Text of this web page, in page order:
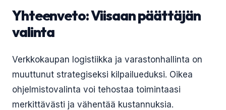
Yhteenveto: Viisaan päättäjän
valinta
Verkkokaupan logistiikka ja varastonhallinta on
muuttunut strategiseksi kilpailueduksi. Oikea
ohjelmistovalinta voi tehostaa toimintaasi
merkittävästi ja vähentää kustannuksia.